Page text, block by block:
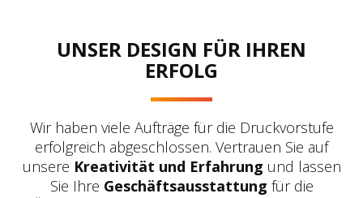
UNSER DESIGN FÜR IHREN
ERFOLG
Wir haben viele Aufträge für die Druckvorstufe
erfolgreich abgeschlossen. Vertrauen Sie auf
unsere Kreativität und Erfahrung und lassen
Sie Ihre Geschäftsausstattung für die